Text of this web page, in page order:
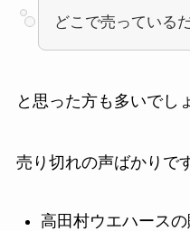
どこで売っている
と思った方も多いでし
売り切れの声ばかりで
高田村ウエハース